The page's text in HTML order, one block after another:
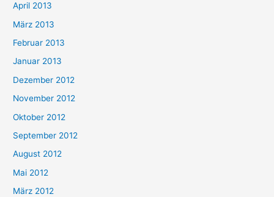
April 2013
März 2013
Februar 2013
Januar 2013
Dezember 2012
November 2012
Oktober 2012
September 2012
August 2012
Mai 2012
März 2012